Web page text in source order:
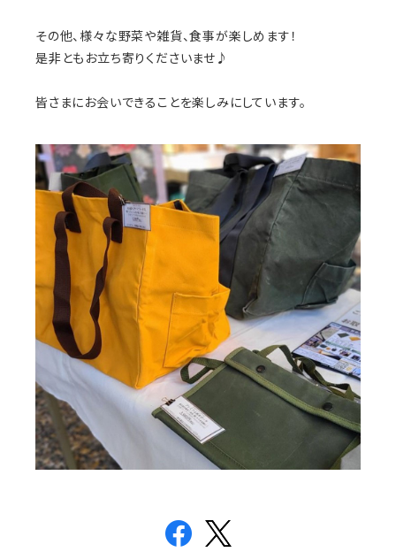
その他、様々な野菜や雑貨、食事が楽しめます！
是非ともお立ち寄りくださいませ♪
皆さまにお会いできることを楽しみにしています。